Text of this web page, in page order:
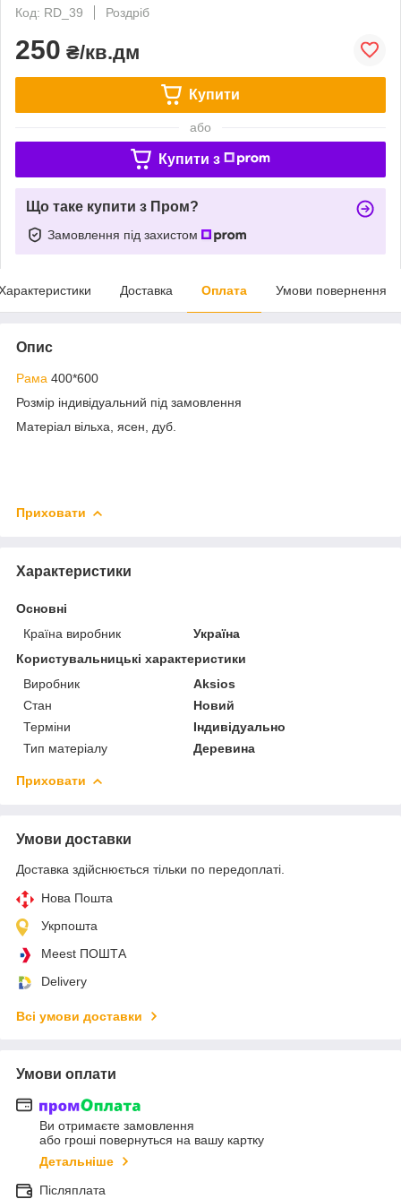
Код: RD_39
Роздріб
250 ₴/кв.дм
Купити
або
Купити з
Що таке купити з Пром?
Замовлення під захистом
Доставка Оплата Умови повернення
Опис
Рама 400*600
Розмір індивідуальний під замовлення
Матеріал вільха, ясен, дуб.
Приховати
Характеристики
Основні
Країна виробник
Україна
Користувальницькі характеристики
Виробник
Aksios
Стан
Новий
Терміни
Індивідуально
Тип матеріалу
Деревина
Приховати
Умови доставки
Доставка здійснюється тільки по передоплаті.
Нова Пошта
Укрпошта
Meest ПОШТА
Delivery
Всі умови доставки
Умови оплати
Ви отримаєте замовлення
або гроші повернуться на вашу картку
Детальніше
Післяплата